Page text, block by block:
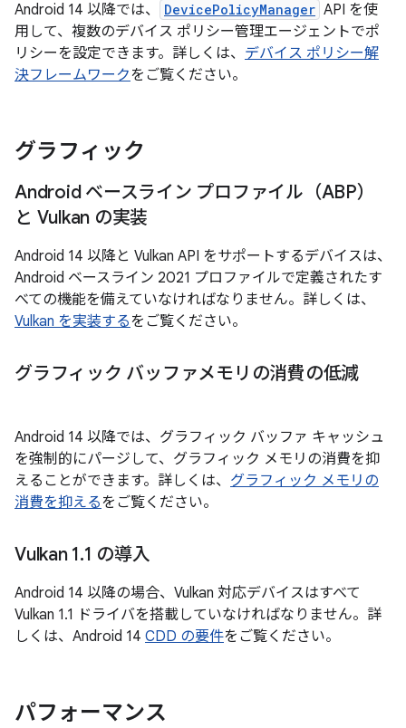
Android 14 以降では、 DevicePolicyManager API を使
用して、複数のデバイス ポリシー管理エージェントでポ
リシーを設定できます。詳しくは、 デバイス ポリシー解
決フレームワークをご覧ください。
グラフィック
Android ベースライン プロファイル（ABP）
と Vulkan の実装
Android 14 以降と Vulkan API をサポートするデバイスは、
Android ベースライン 2021 プロファイルで定義されたす
べての機能を備えていなければなりません。詳しくは、
Vulkan を実装するをご覧ください。
グラフィック バッファメモリの消費の低減
Android 14 以降では、グラフィック バッファ キャッシュ
を強制的にパージして、グラフィック メモリの消費を抑
えることができます。詳しくは、 グラフィック メモリの
消費を抑えるをご覧ください。
Vulkan 1.1 の導入
Android 14 以降の場合、Vulkan 対応デバイスはすべて
Vulkan 1.1 ドライバを搭載していなければなりません。詳
しくは、Android 14 CDD の要件をご覧ください。
パフォーマンス